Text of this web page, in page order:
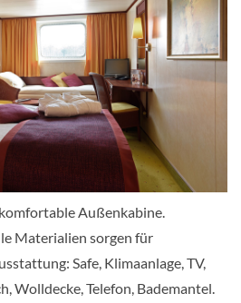
Juliette Balkon-
Außenkabine.
Materialien sorgen für
Safe, Klimaanlage, TV,
Wolldecke, Telefon, Bademantel.